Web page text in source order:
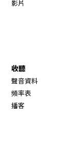
影片
收聽
聲音資料
頻率表
播客